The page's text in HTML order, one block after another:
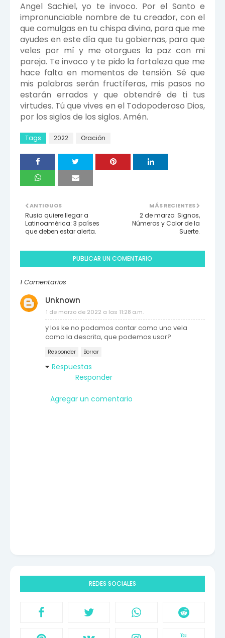
Angel Sachiel, yo te invoco. Por el Santo e
impronunciable nombre de tu creador, con el
que comulgas en tu chispa divina, para que me
ayudes en este día que tu gobiernas, para que
veles por mí y me otorgues la paz con mi
pareja. Te invoco y te pido la fortaleza que me
hace falta en momentos de tensión. Sé que
mis palabras serán fructíferas, mis pasos no
estarán errados y que obtendré de ti tus
virtudes. Tú que vives en el Todopoderoso Dios,
por los siglos de los siglos. Amén.
Tags 2022 Oración
MÁS RECIENTES
2 de marzo: Signos,
Números y Color de la
Suerte.
ANTIGUOS
Rusia quiere llegar a
Latinoamérica: 3 países
que deben estar alerta.
PUBLICAR UN COMENTARIO
1 Comentarios
Unknown
1 de marzo de 2022 a las 11:28 a.m.
y los ke no podamos contar como una vela
como la descrita, que podemos usar?
Responder Borrar
Respuestas
Responder
Agregar un comentario
REDES SOCIALES